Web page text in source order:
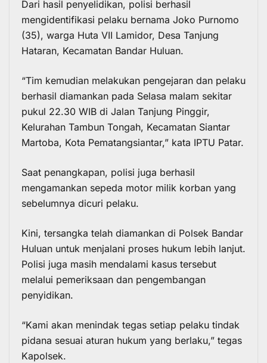
Dari hasil penyelidikan, polisi berhasil
mengidentifikasi pelaku bernama Joko Purnomo
(35), warga Huta VII Lamidor, Desa Tanjung
Hataran, Kecamatan Bandar Huluan.
“Tim kemudian melakukan pengejaran dan pelaku
berhasil diamankan pada Selasa malam sekitar
pukul 22.30 WIB di Jalan Tanjung Pinggir,
Kelurahan Tambun Tongah, Kecamatan Siantar
Martoba, Kota Pematangsiantar,” kata IPTU Patar.
Saat penangkapan, polisi juga berhasil
mengamankan sepeda motor milik korban yang
sebelumnya dicuri pelaku.
Kini, tersangka telah diamankan di Polsek Bandar
Huluan untuk menjalani proses hukum lebih lanjut.
Polisi juga masih mendalami kasus tersebut
melalui pemeriksaan dan pengembangan
penyidikan.
“Kami akan menindak tegas setiap pelaku tindak
pidana sesuai aturan hukum yang berlaku,” tegas
Kapolsek.